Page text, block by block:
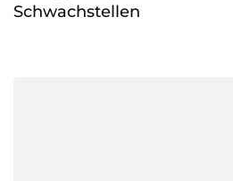
Schwachstellen